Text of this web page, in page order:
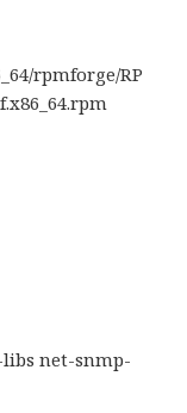
rpmforge/RP
net-snmp-